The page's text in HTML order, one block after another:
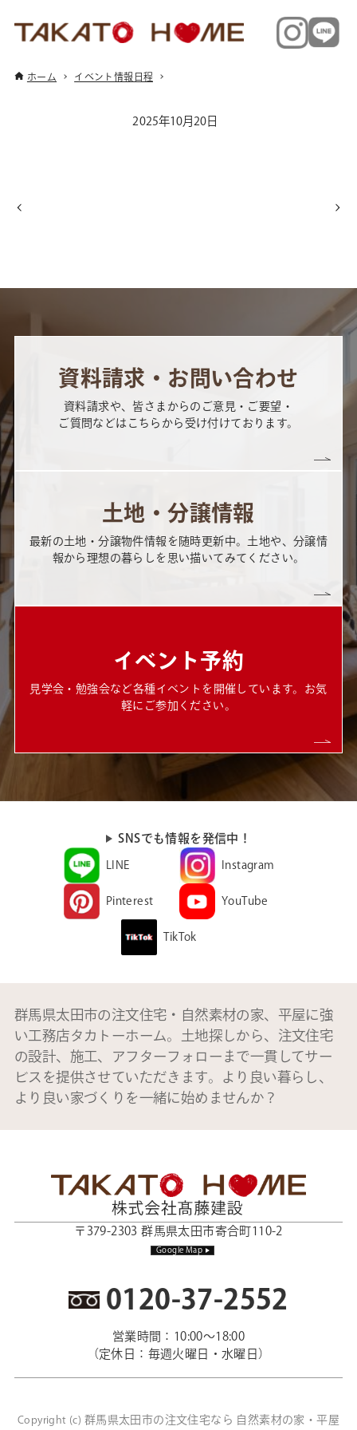
ホーム イベント情報日程
2025年10月20日
資料請求・お問い合わせ
資料請求や、皆さまからのご意見・ご要望・
ご質問などはこちらから受け付けております。
土地・分譲情報
最新の土地・分譲物件情報を随時更新中。土地や、分譲情
報から理想の暮らしを思い描いてみてください。
イベント予約
見学会・勉強会など各種イベントを開催しています。お気
軽にご参加ください。
SNSでも情報を発信中！
LINE Instagram
Pinterest YouTube
TikTok
群馬県太田市の注文住宅・自然素材の家、平屋に強
い工務店タカトーホーム。土地探しから、注文住宅
の設計、施工、アフターフォローまで一貫してサー
ビスを提供させていただきます。より良い暮らし、
より良い家づくりを一緒に始めませんか？
〒379-2303 群馬県太田市寄合町110-2
Google Map
0120-37-2552
営業時間：10:00～18:00
（定休日：毎週火曜日・水曜日）
Copyright (c) 群馬県太田市の注文住宅なら 自然素材の家・平屋